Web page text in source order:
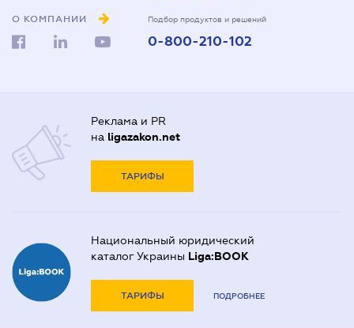
О КОМПАНИИ Подбор продуктов и решений
0-800-210-102
Реклама и PR
на ligazakon.net
ТАРИФЫ
Национальный юридический
каталог Украины Liga:BOOK
ТАРИФЫ ПОДРОБНЕЕ